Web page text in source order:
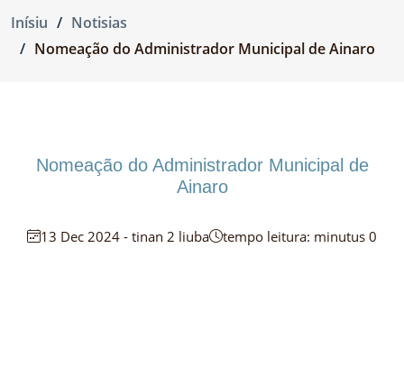
Inísiu
Notisias
Nomeação do Administrador Municipal de Ainaro
Nomeação do Administrador Municipal de
Ainaro
13 Dec 2024 - tinan 2 liuba tempo leitura: minutus 0